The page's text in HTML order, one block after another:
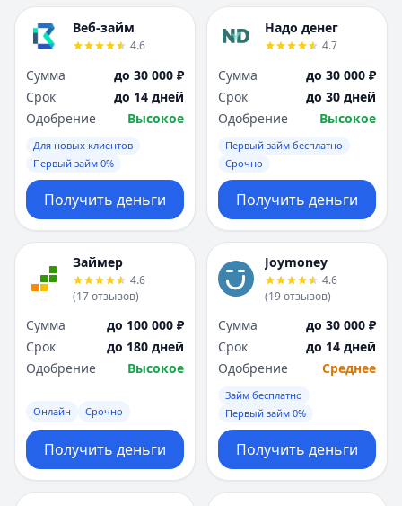
Веб-займ
4.6
Сумма
до 30 000 ₽
Срок
до 14 дней
Одобрение
Высокое
Для новых клиентов
Первый займ 0%
Получить деньги
Надо денег
4.7
Сумма
до 30 000 ₽
Срок
до 30 дней
Одобрение
Высокое
Первый займ бесплатно
Срочно
Получить деньги
Займер
4.6
(17отзывов)
Сумма
до 100 000 ₽
Срок
до 180 дней
Одобрение
Высокое
Онлайн Срочно
Получить деньги
Joymoney
4.6
(19отзывов)
Сумма
до 30 000 ₽
Срок
до 14 дней
Одобрение
Среднее
Займ бесплатно
Первый займ 0%
Получить деньги